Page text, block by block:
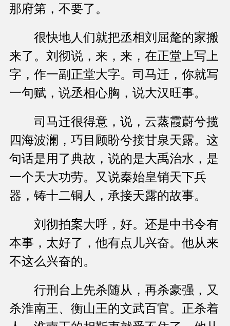
那府第，不要了。
很快地人们就把丞相刘屈氂的家搬
来了。刘彻说，来，来，在正堂上写上
字，作一副正堂大字。司马迁，你就写
一句赋，说丞相心胸，说大汉旺事。
司马迁很得意，说，云蒸霞蔚兮揽
四海波澜，巧目顾盼兮接甘泉天露。这
句话是用了典故，说的是大禹治水，是
一个天大功劳。又说秦始皇销天下兵
器，铸十二铜人，承接天露的故事。
刘彻拍案大呼，好。还是中书令有
本事，太好了，他有点儿兴奋。他从来
不这么兴奋的。
行刑台上先杀随从，再杀豪强，又
杀淮南王、衡山王的文武百官。正杀着